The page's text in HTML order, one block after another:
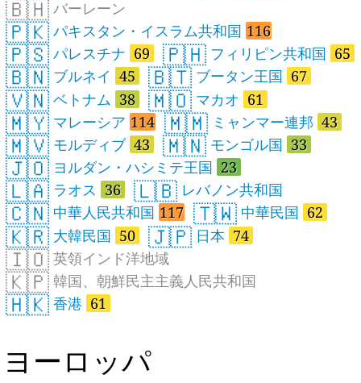
🇧🇭 バーレーン
🇵🇰 パキスタン・イスラム共和国 116
🇵🇸 パレスチナ 69 🇵🇭 フィリピン共和国 65
🇧🇳 ブルネイ 45 🇧🇹 ブータン王国 67
🇻🇳 ベトナム 38 🇲🇴 マカオ 61
🇲🇾 マレーシア 114 🇲🇲 ミャンマー連邦 43
🇲🇻 モルディブ 43 🇲🇳 モンゴル国 33
🇯🇴 ヨルダン・ハシミテ王国 23
🇱🇦 ラオス 36 🇱🇧 レバノン共和国
🇨🇳 中華人民共和国 117 🇹🇼 中華民国 62
🇰🇷 大韓民国 50 🇯🇵 日本 74
🇮🇴 英領インド洋地域
🇰🇵 韓国、朝鮮民主主義人民共和国
🇭🇰 香港 61
ヨーロッパ